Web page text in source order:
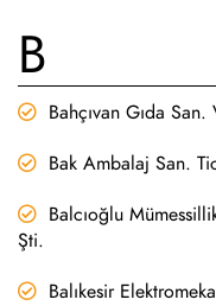
B
Bahçıvan Gıda
Bak Ambalaj San.
Balcıoğlu
Şti.
Balıkesir